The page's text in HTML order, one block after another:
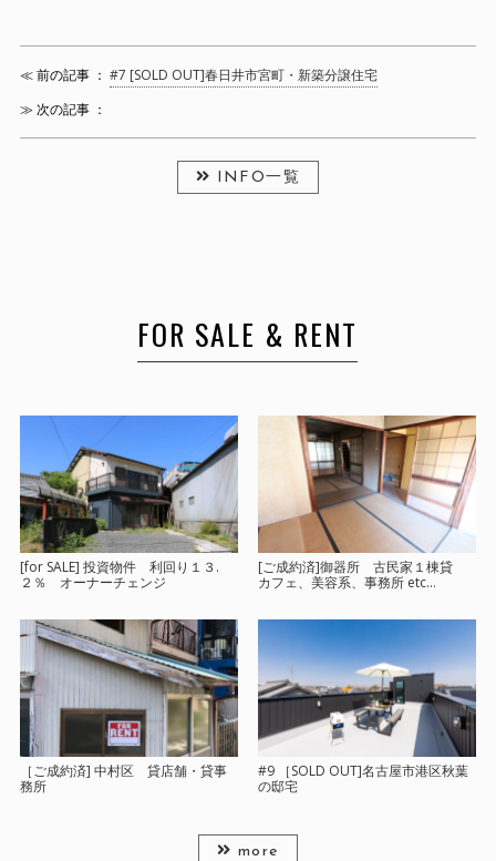
≪ 前の記事 ： #7 [SOLD OUT]春日井市宮町・新築分譲住宅
≫ 次の記事 ：
INFO一覧
FOR SALE & RENT
[for SALE] 投資物件 利回り１３.
２％ オーナーチェンジ
[ご成約済]御器所 古民家１棟貸
カフェ、美容系、事務所 etc…
［ご成約済] 中村区 貸店舗・貸事
務所
#9 ［SOLD OUT]名古屋市港区秋葉
の邸宅
more